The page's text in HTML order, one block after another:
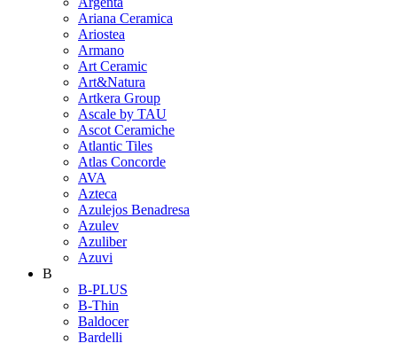
Ariana Ceramica
Ariostea
Armano
Art Ceramic
Art&Natura
Artkera Group
Ascale by TAU
Ascot Ceramiche
Atlantic Tiles
Atlas Concorde
AVA
Azteca
Azulejos Benadresa
Azulev
Azuliber
Azuvi
B
B-PLUS
B-Thin
Baldocer
Bardelli